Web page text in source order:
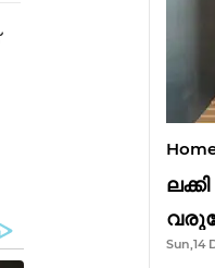
Sun,14